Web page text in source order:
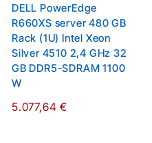
DELL PowerEdge
R660XS server 480 GB
Rack (1U) Intel Xeon
Silver 4510 2,4 GHz 32
GB DDR5-SDRAM 1100
W
5.077,64 €